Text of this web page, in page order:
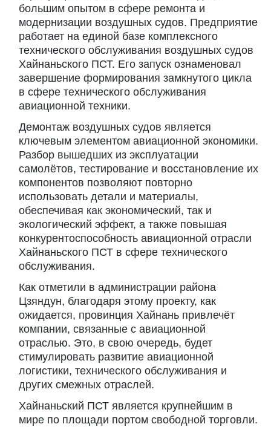
большим опытом в сфере ремонта и
модернизации воздушных судов. Предприятие
работает на единой базе комплексного
технического обслуживания воздушных судов
Хайнаньского ПСТ. Его запуск ознаменовал
завершение формирования замкнутого цикла
в сфере технического обслуживания
авиационной техники.
Демонтаж воздушных судов является
ключевым элементом авиационной экономики.
Разбор вышедших из эксплуатации
самолётов, тестирование и восстановление их
компонентов позволяют повторно
использовать детали и материалы,
обеспечивая как экономический, так и
экологический эффект, а также повышая
конкурентоспособность авиационной отрасли
Хайнаньского ПСТ в сфере технического
обслуживания.
Как отметили в администрации района
Цзяндун, благодаря этому проекту, как
ожидается, провинция Хайнань привлечёт
компании, связанные с авиационной
отраслью. Это, в свою очередь, будет
стимулировать развитие авиационной
логистики, технического обслуживания и
других смежных отраслей.
Хайнаньский ПСТ является крупнейшим в
мире по площади портом свободной торговли.